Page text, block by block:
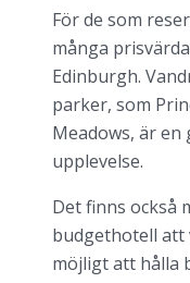
För de som
många
Edinburgh.
parker, som
Meadows, är en
upplevelse.
Det finns också
budgethotell att
möjligt att hålla